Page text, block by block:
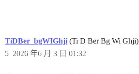
TiDBer_bgWIGhji (Ti D Ber Bg Wi Ghji)
2026 年6 月 3 日 01:32
5